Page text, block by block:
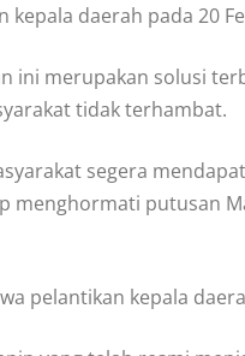
kepala daerah pada 20
ini merupakan solusi
tidak terhambat.
segera
menghormati putusan
pelantikan kepala